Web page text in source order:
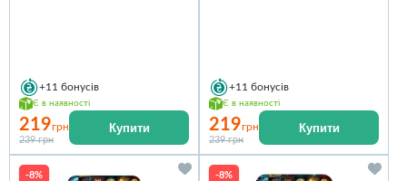
+11 бонусів
Є в наявності
219грн
239 грн
Купити
+11 бонусів
Є в наявності
219грн
239 грн
Купити
-8% -8%